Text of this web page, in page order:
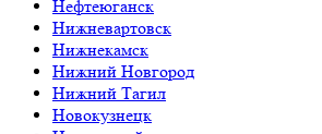
Нефтеюганск
Нижневартовск
Нижнекамск
Нижний Новгород
Нижний Тагил
Новокузнецк